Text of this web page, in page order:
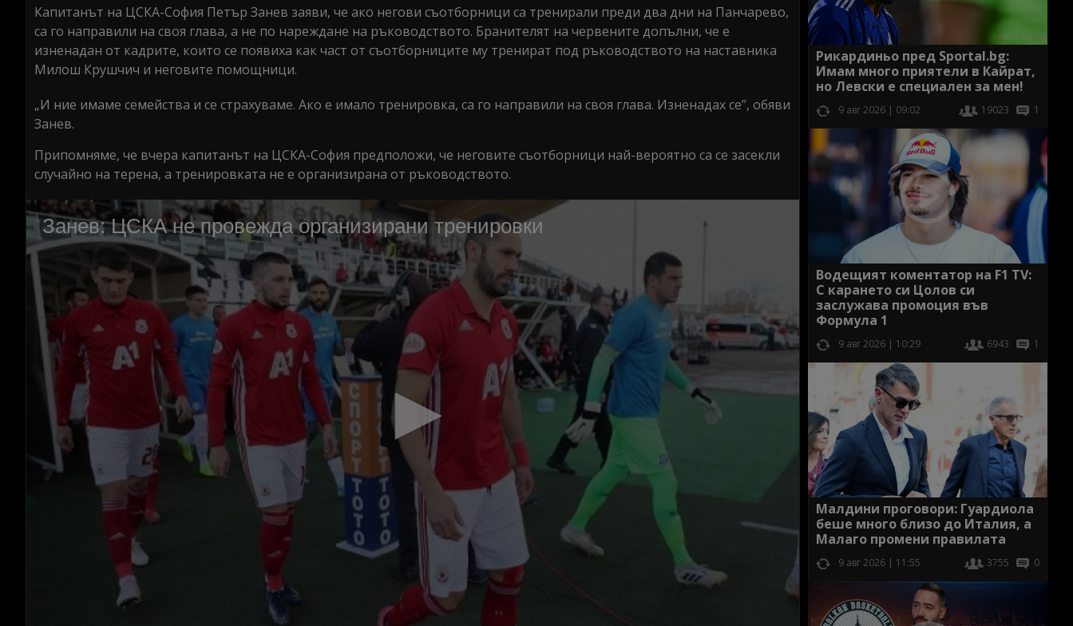
Капитанът на ЦСКА-София Петър Занев заяви, че ако негови съотборници са тренирали преди два дни на Панчарево,
са го направили на своя глава, а не по нареждане на ръководството. Бранителят на червените допълни, че е
изненадан от кадрите, които се появиха как част от съотборниците му тренират под ръководството на наставника
Милош Крушчич и неговите помощници.
„И ние имаме семейства и се страхуваме. Ако е имало тренировка, са го направили на своя глава. Изненадах се”, обяви
Занев.
Припомняме, че вчера капитанът на ЦСКА-София предположи, че неговите съотборници най-вероятно са се засекли
случайно на терена, а тренировката не е организирана от ръководството.
Рикардиньо пред Sportal.bg:
Имам много приятели в Кайрат,
но Левски е специален за мен!
9 авг 2026 | 09:02 19023 1
Водещият коментатор на F1 TV:
С карането си Цолов си
заслужава промоция във
Формула 1
9 авг 2026 | 10:29 6943 1
Малдини проговори: Гуардиола
беше много близо до Италия, а
Малаго промени правилата
9 авг 2026 | 11:55 3755 0